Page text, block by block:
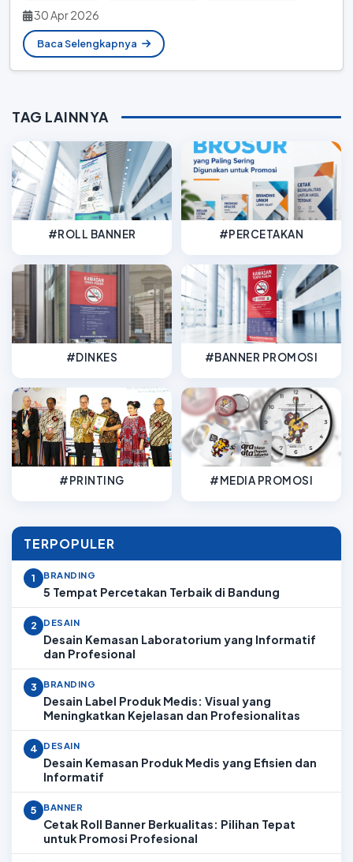
30 Apr 2026
Baca Selengkapnya
TAG LAINNYA
#ROLL BANNER #PERCETAKAN
#DINKES #BANNER PROMOSI
#PRINTING #MEDIA PROMOSI
TERPOPULER
1 BRANDING
5 Tempat Percetakan Terbaik di Bandung
2 DESAIN
Desain Kemasan Laboratorium yang Informatif
dan Profesional
3 BRANDING
Desain Label Produk Medis: Visual yang
Meningkatkan Kejelasan dan Profesionalitas
4 DESAIN
Desain Kemasan Produk Medis yang Efisien dan
Informatif
5 BANNER
Cetak Roll Banner Berkualitas: Pilihan Tepat
untuk Promosi Profesional